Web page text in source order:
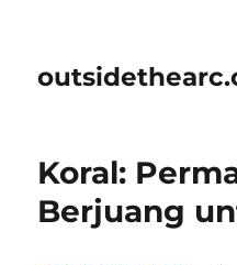
Koral:
Berjuang